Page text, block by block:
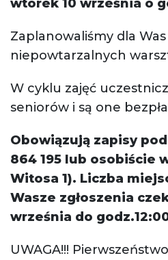
wtorek 10 września o
Zaplanowaliśmy dla
niepowtarzalnych
W cyklu zajęć
seniorów i są one
Obowiązują zapisy
864 195 lub osobiście
Witosa 1). Liczba
Wasze zgłoszenia
września do
UWAGA!!!